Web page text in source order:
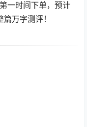
一时间下单，预计
万字测评！